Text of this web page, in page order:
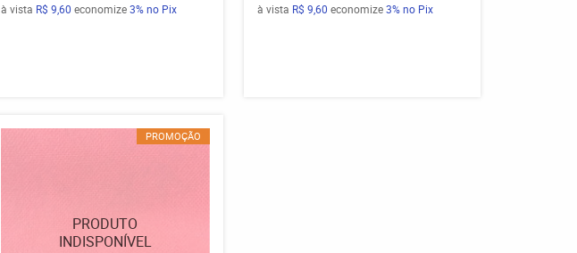
à vista R$ 9,60 economize3% no Pix à vista R$ 9,60 economize3%no Pix
PROMOÇÃO